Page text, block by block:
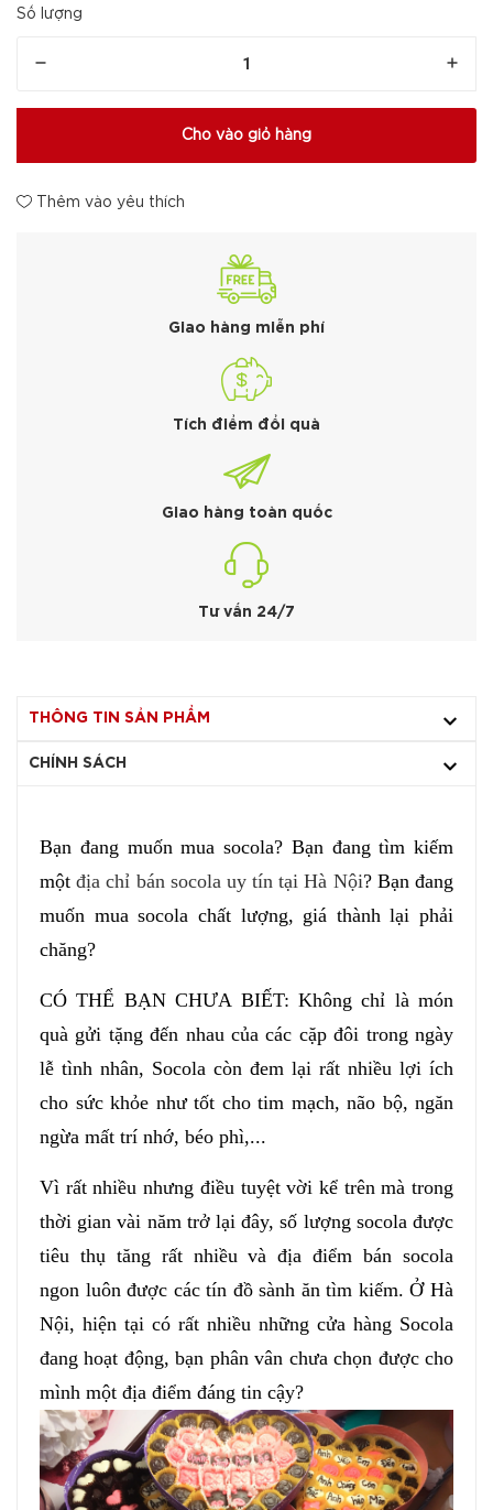
Số lượng
Cho vào giỏ hàng
Thêm vào yêu thích
Giao hàng miễn phí
Tích điểm đổi quà
Giao hàng toàn quốc
Tư vấn 24/7
THÔNG TIN SẢN PHẨM
CHÍNH SÁCH
Bạn đang muốn mua socola? Bạn đang tìm kiếm
mộtđịa chỉ bán socola uy tín tại Hà Nội? Bạn đang
muốn mua socola chất lượng, giá thành lại phải
chăng?
CÓ THỂ BẠN CHƯA BIẾT: Không chỉ là món
quà gửi tặng đến nhau của các cặp đôi trong ngày
lễ tình nhân, Socola còn đem lại rất nhiều lợi ích
cho sức khỏe như tốt cho tim mạch, não bộ, ngăn
ngừa mất trí nhớ, béo phì,...
Vì rất nhiều nhưng điều tuyệt vời kể trên mà trong
thời gian vài năm trở lại đây, số lượng socola được
tiêu thụ tăng rất nhiều và địa điểm bán socola
ngon luôn được các tín đồ sành ăn tìm kiếm. Ở Hà
Nội, hiện tại có rất nhiều những cửa hàng Socola
đang hoạt động, bạn phân vân chưa chọn được cho
mình một địa điểm đáng tin cậy?